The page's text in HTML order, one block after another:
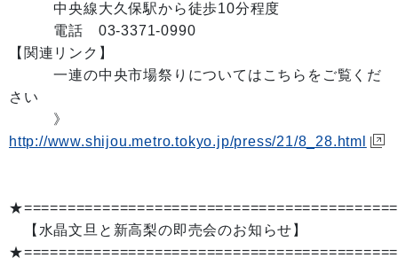
中央線大久保駅から徒歩10分程度
電話 03-3371-0990
【関連リンク】
一連の中央市場祭りについてはこちらをご覧くだ
さい
》
http://www.shijou.metro.tokyo.jp/press/21/8_28.html
【水晶文旦と新高梨の即売会のお知らせ】